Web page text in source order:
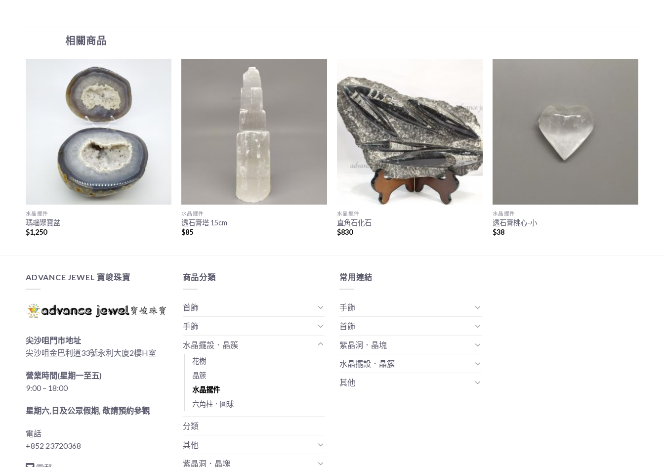
相關商品
水晶擺件
瑪瑙聚寶盆
$1,250
水晶擺件
透石膏塔 15cm
$85
水晶擺件
直角石化石
$830
水晶擺件
透石膏桃心-小
$38
ADVANCE JEWEL 寶峻珠寶
尖沙咀門市地址
尖沙咀金巴利道33號永利大廈2樓H室
營業時間(星期一至五)
9:00 – 18:00
星期六,日及公眾假期, 敬請預約參觀
電話
+852 23720368
商品分類
首飾
手飾
水晶擺設．晶簇
花樹
晶簇
水晶擺件
六角柱．圓球
分類
其他
紫晶洞．晶塊
常用連結
手飾
首飾
紫晶洞．晶塊
水晶擺設．晶簇
其他